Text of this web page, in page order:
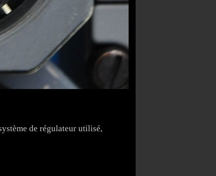
de régulateur utilisé,